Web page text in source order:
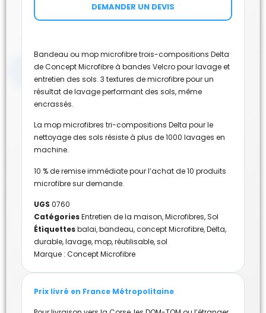
DEMANDER UN DEVIS
Bandeau ou mop microfibre trois-compositions Delta
de Concept Microfibre à bandes Velcro pour lavage et
entretien des sols. 3 textures de microfibre pour un
résultat de lavage performant des sols, même
encrassés.
La mop microfibres tri-compositions Delta pour le
nettoyage des sols résiste à plus de 1000 lavages en
machine.
10 % de remise immédiate pour l’achat de 10 produits
microfibre sur demande.
UGS 0760
CatégoriesEntretien de la maison,Microfibres,Sol
Étiquettesbalai,bandeau,concept Microfibre,Delta,
durable,lavage,mop,réutilisable,sol
Marque : Concept Microfibre
Prix livré en France Métropolitaine